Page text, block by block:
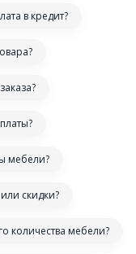
в кредит?
мебели?
скидки?
количества мебели?